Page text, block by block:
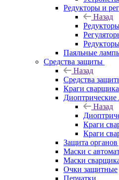
Редукторы и
Назад
Паяльные
Средства защиты
Назад
Средства
Краги сварщика
Назад
Краги
Краги
Защита
Маски с
Маски
Очки защитные
Перчатки